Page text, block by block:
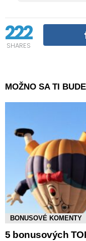
222
SHARES
MOŽNO SA TI
BONUSOVÉ KOMENTY
5 bonusových